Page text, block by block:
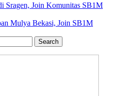
Sragen, Join Komunitas SB1M
Mulya Bekasi, Join SB1M